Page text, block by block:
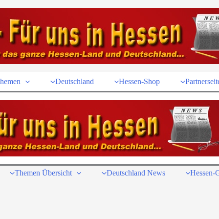
Deutschland Hessen-Shop
Themen Übersicht Deutschland News Hessen-